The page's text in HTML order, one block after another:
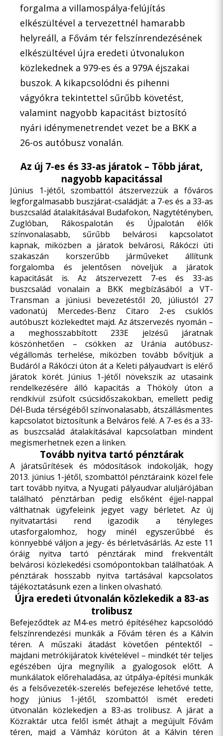
forgalma a villamospálya-felújítás
elkészültével a tervezettnél hamarabb
helyreáll, a Fővám tér felszínrendezésének
elkészültével újra eredeti útvonalukon
közlekednek a 979-es és a 979A éjszakai
buszok. A kikapcsolódni és pihenni
vágyókra tekintettel sűrűbb követést,
valamint nagyobb kapacitást biztosító
nyári idénymenetrendet vezet be a BKK a
26-os autóbusz vonalán.
Az új 7-es és 33-as járatok – Több járat,
nagyobb kapacitással
Június 1-jétől, szombattól átszervezzük a főváros
legforgalmasabb buszjárat-családját: a 7-es és a 33-as
buszcsalád átalakításával Budafokon, Nagytétényben,
Zuglóban, Rákospalotán és Újpalotán élők
színvonalasabb, sűrűbb belvárosi kapcsolatot
kapnak, miközben a járatok belvárosi, Rákóczi úti
szakaszán korszerűbb járműveket állítunk
forgalomba és jelentősen növeljük a járatok
kapacitását is. Az átszervezett 7-es és 33-as
buszcsalád vonalain a BKK megbízásából a VT-
Transman a júniusi bevezetéstől 20, júliustól 27
vadonatúj Mercedes-Benz Citaro 2-es csuklós
autóbuszt közlekedtet majd. Az átszervezés nyomán –
a meghosszabbított 233E jelzésű járatnak
köszönhetően – csökken az Uránia autóbusz-
végállomás terhelése, miközben tovább bővítjük a
Budáról a Rákóczi úton át a Keleti pályaudvart is elérő
járatok körét. Június 1-jétől növekszik az utasaink
rendelkezésére álló kapacitás a Thököly úton a
rendkívül zsúfolt csúcsidőszakokban, emellett pedig
Dél-Buda térségéből színvonalasabb, átszállásmentes
kapcsolatot biztosítunk a Belváros felé. A 7-es és a 33-
as buszcsalád átalakításával kapcsolatban mindent
megismerhetnekezen a linken.
Tovább nyitva tartó pénztárak
A járatsűrítések és módosítások indokolják, hogy
2013. június 1-jétől, szombattól pénztáraink közel fele
tart tovább nyitva, a Nyugati pályaudvar aluljárójában
található pénztárban pedig elsőként éjjel-nappal
válthatnak ügyfeleink jegyet vagy bérletet. Az új
nyitvatartási rend igazodik a tényleges
utasforgalomhoz, hogy minél egyszerűbbé és
könnyebbé váljon a jegy- és bérletvásárlás. Az este 11
óráig nyitva tartó pénztárak mind frekventált
belvárosi közlekedési csomópontokban találhatóak. A
pénztárak hosszabb nyitva tartásával kapcsolatos
tájékoztatásunkezen a linken olvasható.
Újra eredeti útvonalán közlekedik a 83-as
trolibusz
Befejeződtek az M4-es metró építéséhez kapcsolódó
felszínrendezési munkák a Fővám téren és a Kálvin
téren. A műszaki átadást követően péntektől –
majdani metrókijáratok kivételével – mindkét tér teljes
egészében újra megnyílik a gyalogosok előtt. A
munkálatok előrehaladása, az útpálya-építési munkák
és a felsővezeték-szerelés befejezése lehetővé tette,
hogy június 1-jétől, szombattól ismét eredeti
útvonalán közlekedjen a 83-as trolibusz. A járat a
Közraktár utca felől ismét áthajt a megújult Fővám
téren, majd a Vámház körúton át a Kálvin téren